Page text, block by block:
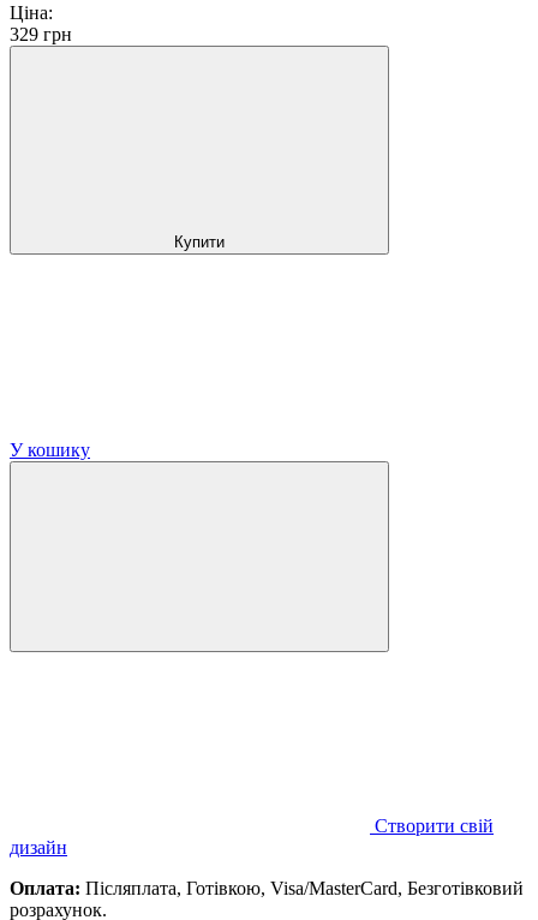
Ціна:
329 грн
Купити
У кошику
Створити свій
дизайн
Оплата: Післяплата, Готівкою, Visa/MasterCard, Безготівковий
розрахунок.